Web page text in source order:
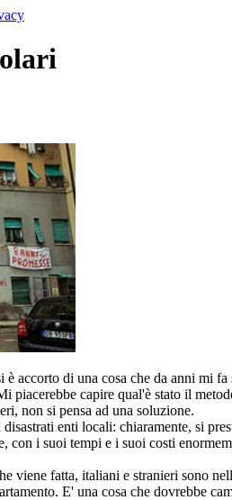
accorto di una cosa che da anni mi fa
piacerebbe capire qual'è stato il
non si pensa ad una soluzione.
enti locali: chiaramente, si
con i suoi tempi e i suoi costi
viene fatta, italiani e stranieri sono
E' una cosa che dovrebbe